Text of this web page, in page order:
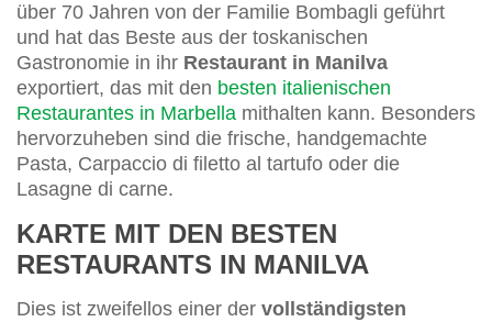
über 70 Jahren von der Familie Bombagli geführt
und hat das Beste aus der toskanischen
Gastronomie in ihr Restaurant in Manilva
exportiert, das mit den besten italienischen
Restaurantes in Marbella mithalten kann. Besonders
hervorzuheben sind die frische, handgemachte
Pasta, Carpaccio di filetto al tartufo oder die
Lasagne di carne.
KARTE MIT DEN BESTEN
RESTAURANTS IN MANILVA
Dies ist zweifellos einer der vollständigsten